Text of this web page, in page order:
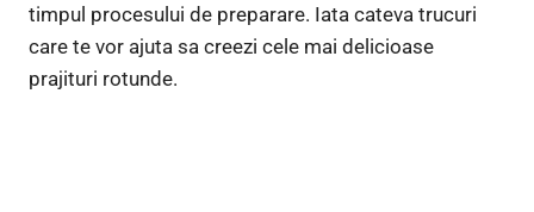
timpul procesului de preparare. Iata cateva trucuri
care te vor ajuta sa creezi cele mai delicioase
prajituri rotunde.